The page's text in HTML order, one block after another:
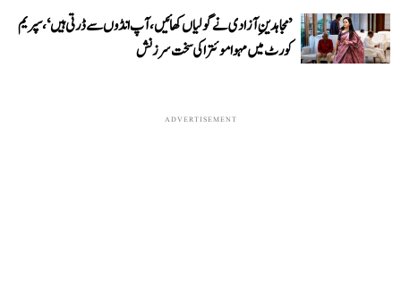
’مجاہدینِ آزادی نے گولیاں کھائیں، آپ انڈوں سے ڈرتی ہیں‘، سپریم
کورٹ میں مہوا موئترا کی سخت سرزنش
ADVERTISEMENT